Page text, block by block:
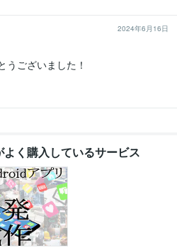
2024年6月16日
うございました！
く購入しているサービス